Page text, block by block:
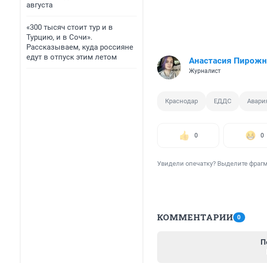
августа
«300 тысяч стоит тур и в
Турцию, и в Сочи».
Рассказываем, куда россияне
едут в отпуск этим летом
Анастасия
Журналист
Краснодар ЕДДС
0 0
Увидели опечатку? Выделите
КОММЕНТАРИИ 0